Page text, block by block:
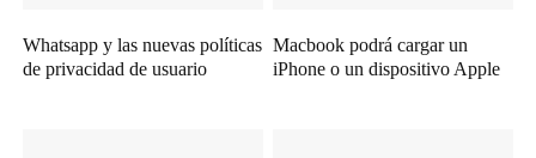
Whatsapp y las nuevas políticas
de privacidad de usuario
Macbook podrá cargar un
iPhone o un dispositivo Apple